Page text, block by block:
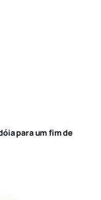
para um fim de